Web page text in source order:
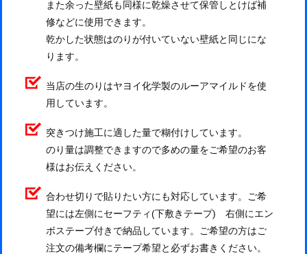
また余った壁紙も同様に乾燥させて保管しとけば補
修などに使用できます。
乾かした状態はのりが付いていない壁紙と同じにな
ります。
当店の生のりはヤヨイ化学製のルーアマイルドを使
用しています。
突きつけ施工に適した量で糊付けしています。
のり量は調整できますので多めの量をご希望のお客
様はお伝えください。
合わせ切りで貼りたい方にも対応しています。ご希
望には左側にセーフティ(下敷きテープ) 右側にエン
ボステープ付きで納品しています。ご希望の方はご
注文の備考欄にテープ希望と必ずお書きください。